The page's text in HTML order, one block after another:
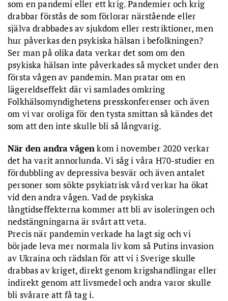
som en pandemi eller ett krig. Pandemier och krig
drabbar förstås de som förlorar närstående eller
själva drabbades av sjukdom eller restriktioner, men
hur påverkas den psykiska hälsan i befolkningen?
Ser man på olika data verkar det som om den
psykiska hälsan inte påverkades så mycket under den
första vågen av pandemin. Man pratar om en
lägereldseffekt där vi samlades omkring
Folkhälsomyndighetens presskonferenser och även
om vi var oroliga för den tysta smittan så kändes det
som att den inte skulle bli så långvarig.
När den andra vågenkom i november 2020 verkar
det ha varit annorlunda. Vi såg i våra H70-studier en
fördubbling av depressiva besvär och även antalet
personer som sökte psykiatrisk vård verkar ha ökat
vid den andra vågen. Vad de psykiska
långtidseffekterna kommer att bli av isoleringen och
nedstängningarna är svårt att veta.
Precis när pandemin verkade ha lagt sig och vi
började leva mer normala liv kom så Putins invasion
av Ukraina och rädslan för att vi i Sverige skulle
drabbas av kriget, direkt genom krigshandlingar eller
indirekt genom att livsmedel och andra varor skulle
bli svårare att få tag i.